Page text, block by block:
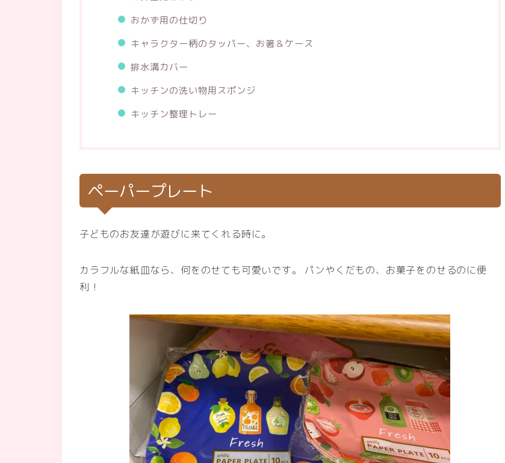
おかず用の仕切り
キャラクター柄のタッパー、お箸＆ケース
排水溝カバー
キッチンの洗い物用スポンジ
キッチン整理トレー
ペーパープレート
子どものお友達が遊びに来てくれる時に。
カラフルな紙皿なら、何をのせても可愛いです。 パンやくだもの、お菓子をのせるのに便
利！